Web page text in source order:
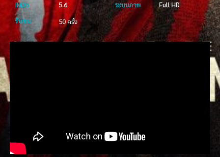
IMDb
5.6 ระบบภาพ
Full HD
รับชม
50 ครั้ง